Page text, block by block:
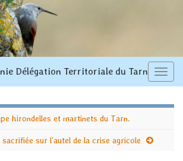
Délégation Territoriale du Tarn
hirondelles et martinets du Tarn.
sur l’autel de la crise agricole